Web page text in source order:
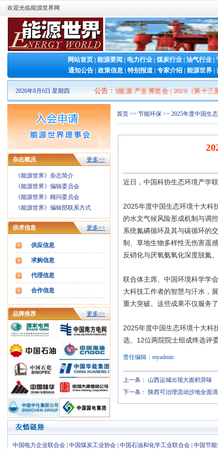
欢迎光临能源世界网
网站首页 | 能源要闻 | 电力行业 | 煤炭行业 | 油气行业 |
通知公告 | 政策信息 | 特别报道 | 专家介绍 | 能源世界 |
2026年8月6日 星期四 公告 ：
2026山东清洁能源 产业博览会|2026（第十三届
杂志概况 更多>>
《能源世界》杂志简介
《能源世界》编辑委员会
《能源世界》顾问委员会
《能源世界》编辑部联系方式
供求信息 更多>>
供应信息
求购信息
代理信息
合作信息
品牌推荐 更多>>
首页 >> 节能环保 >> 2025年度中国生
近日，中国科协生态环境产学
2025年度中国生态环境十大科
的水文气候风险形成机制与调
系统氮磷循环及其与碳循环的
制、草地生物多样性无伤害遥
反硝化与厌氧氨氧化深度脱氮
联合体主席、中国环境科学学
大科技工作者的智慧与汗水，
重大突破。这些成果不仅服务
2025年度中国生态环境十大科
选、12位两院院士组成终选评
责任编辑：myadmin
上一条：
山西运城出现大面积异味
下一条：
陕西可治理流动沙地全面
中国电力企业联合会 中国煤炭工业协会 中国石油和化学工业联合会 中国节